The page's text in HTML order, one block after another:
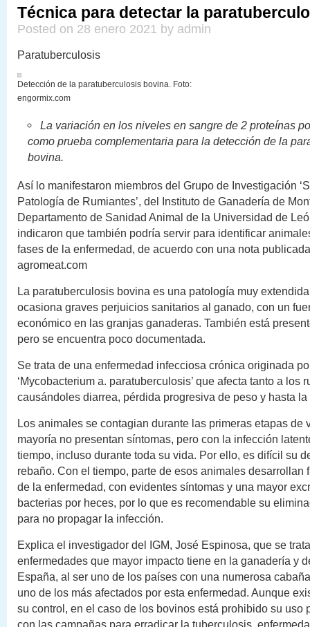
Técnica para detectar la
Posted on 28 enero 2021 by admin
Paratuberculosis
Detección de la paratuberculosis bovina. Foto:
engormix.com
La variación en los niveles en sangre de 2 proteínas
como prueba complementaria para la detección de la
bovina.
Así lo manifestaron miembros del Grupo de Investigación
Patología de Rumiantes’, del Instituto de Ganadería de
Departamento de Sanidad Animal de la Universidad de
indicaron que también podría servir para identificar
fases de la enfermedad, de acuerdo con una nota
agromeat.com
La paratuberculosis bovina es una patología muy
ocasiona graves perjuicios sanitarios al ganado, con un
económico en las granjas ganaderas. También está
pero se encuentra poco documentada.
Se trata de una enfermedad infecciosa crónica originada
‘Mycobacterium a. paratuberculosis’ que afecta tanto a los
causándoles diarrea, pérdida progresiva de peso y hasta la
Los animales se contagian durante las primeras etapas de
mayoría no presentan síntomas, pero con la infección
tiempo, incluso durante toda su vida. Por ello, es difícil su
rebaño. Con el tiempo, parte de esos animales desarrollan
de la enfermedad, con evidentes síntomas y una mayor
bacterias por heces, por lo que es recomendable su
para no propagar la infección.
Explica el investigador del IGM, José Espinosa, que se
enfermedades que mayor impacto tiene en la ganadería y
España, al ser uno de los países con una numerosa
uno de los más afectados por esta enfermedad. Aunque
su control, en el caso de los bovinos está prohibido su uso
con las campañas para erradicar la tuberculosis,